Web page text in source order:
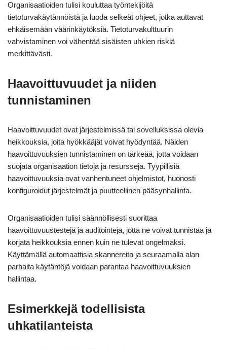
Organisaatioiden tulisi kouluttaa työntekijöitä
tietoturvakäytännöistä ja luoda selkeät ohjeet, jotka auttavat
ehkäisemään väärinkäytöksiä. Tietoturvakulttuurin
vahvistaminen voi vähentää sisäisten uhkien riskiä
merkittävästi.
Haavoittuvuudet ja niiden
tunnistaminen
Haavoittuvuudet ovat järjestelmissä tai sovelluksissa olevia
heikkouksia, joita hyökkääjät voivat hyödyntää. Näiden
haavoittuvuuksien tunnistaminen on tärkeää, jotta voidaan
suojata organisaation tietoja ja resursseja. Tyypillisiä
haavoittuvuuksia ovat vanhentuneet ohjelmistot, huonosti
konfiguroidut järjestelmät ja puutteellinen pääsynhallinta.
Organisaatioiden tulisi säännöllisesti suorittaa
haavoittuvuustestejä ja auditointeja, jotta ne voivat tunnistaa ja
korjata heikkouksia ennen kuin ne tulevat ongelmaksi.
Käyttämällä automaattisia skannereita ja seuraamalla alan
parhaita käytäntöjä voidaan parantaa haavoittuvuuksien
hallintaa.
Esimerkkejä todellisista
uhkatilanteista